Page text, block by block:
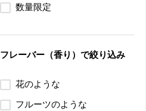
数量限定
フレーバー（香り）で絞り込み
花のような
フルーツのような